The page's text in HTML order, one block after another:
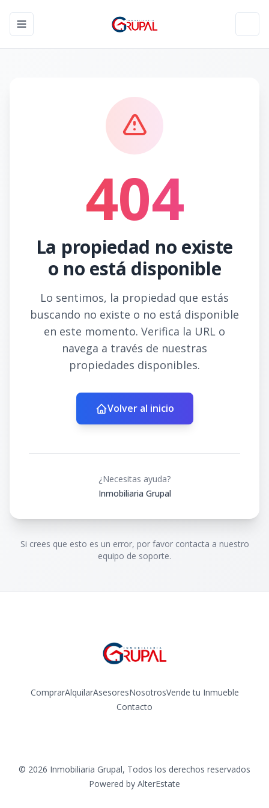
Toggle navigation menu
404
La propiedad no existe
o no está disponible
Lo sentimos, la propiedad que estás
buscando no existe o no está disponible
en este momento. Verifica la URL o
navega a través de nuestras
propiedades disponibles.
Volver al inicio
¿Necesitas ayuda?
Inmobiliaria Grupal
Si crees que esto es un error, por favor contacta a nuestro
equipo de soporte.
ComprarAlquilarAsesoresNosotrosVende tu Inmueble
Contacto
© 2026 Inmobiliaria Grupal, Todos los derechos reservados
Powered by AlterEstate